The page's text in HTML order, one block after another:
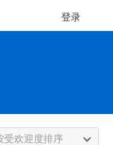
登录
受欢迎度排序